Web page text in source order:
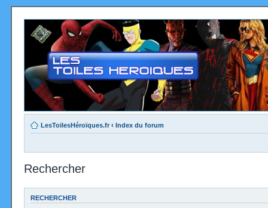
LesToilesHéroïques.fr ‹ Index du forum
Rechercher
RECHERCHER